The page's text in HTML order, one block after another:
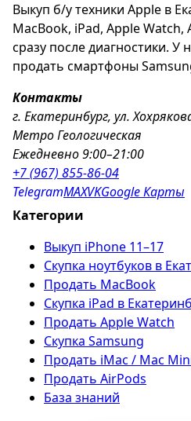
Выкуп б/у техники Apple в
MacBook, iPad, Apple Watch,
сразу после диагностики.
продать смартфоны
Контакты
г. Екатеринбург, ул.
Метро Геологическая
Ежедневно 9:00–21:00
+7 (967) 855-86-04
TelegramMAXVKGoogle Карты
Категории
Выкуп iPhone 11–17
Скупка ноутбуков в
Продать MacBook
Скупка iPad в
Продать Apple Watch
Скупка Samsung
Продать iMac / Mac
Продать AirPods
База знаний